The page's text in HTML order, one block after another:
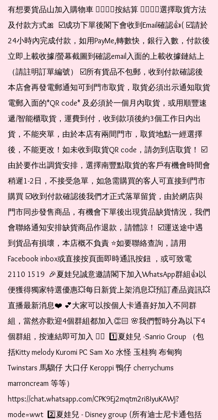
有想要貨品山加入購物車 👉🏻👉🏻按結算 👉🏻👉🏻選擇取貨方法
及付款方式🎀  ☑️成功下單後閣下會收到Email確認👍( ☑️請於
24小時內完成付款，如用PayMe,轉數快，銀行入數，付款後
立即上載收據/螢幕截圖到確認email入面的上載收據鏈結上
（請註明訂單編號） ☑️所有貨品不包郵，收到付款確認後
本店會再發電郵通知可到門市取貨，取貨必須出示通知取貨
電郵入面的*QR code* 及必須於一個月內取貨，或用順豐速
遞/智能櫃取貨，運費到付，收到款項後約3個工作日內出
貨，不能夾單，由於本店有兩間門市，取貨地點一經選擇
後，不能更改！如未收到取貨QR code，請勿到店取貨！ ☑️
由於要作出調貨安排，選擇南豐點取貨的客戶有機會時間會
稍遲1-2日，不接受急單，如急需購買的客人可直接到門市
購買 ☑️收到付款確認後我們才正式落單留貨，由於網店與
門市同步發售商品，有機會下單後出現貨品缺貨情況，我們
會聯絡通知安排缺貨商品作退款，請體諒！ ☑️運送途中遇
到貨品有損壞，本店概不負責 ⭐️如要聯絡查詢，請用
Facebook inbox或直接按頁面即時通訊按鈕 ，或可致電
2110 1519  🎉夏娃兒誠意邀請閣下加入WhatsApp群組👍以
便獲得獨家特選優惠💥每日新貨上架消息💥預訂產品資訊💥
直播最新消息❤️ 💕大家可以按個人卡通喜好加入不同群
組，當然亦歡迎4個群組都加入👏🏻 🌸我們暫時分為以下4
個群組，按連結即可加入 👇🏻  1️⃣夏娃兒 -Sanrio Group （包
括Kitty melody Kuromi PC Sam Xo 水怪 玉桂狗 布甸狗
Twinstars 馬騮仔 大口仔 Keroppi 鴨仔 cherrychums
marroncream 等等）
https://chat.whatsapp.com/CPK9Ej2mqtm2ri8IyuKAWj?
mode=wwt  2️⃣夏娃兒 - Disney group (所有迪士尼卡通包括